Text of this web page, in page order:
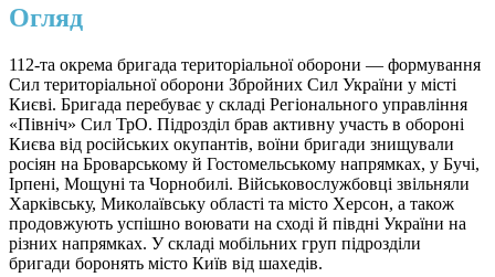
Огляд
112-та окрема бригада територіальної оборони — формування
Сил територіальної оборони Збройних Сил України у місті
Києві. Бригада перебуває у складі Регіонального управління
«Північ» Сил ТрО. Підрозділ брав активну участь в обороні
Києва від російських окупантів, воїни бригади знищували
росіян на Броварському й Гостомельському напрямках, у Бучі,
Ірпені, Мощуні та Чорнобилі. Військовослужбовці звільняли
Харківську, Миколаївську області та місто Херсон, а також
продовжують успішно воювати на сході й півдні України на
різних напрямках. У складі мобільних груп підрозділи
бригади боронять місто Київ від шахедів.